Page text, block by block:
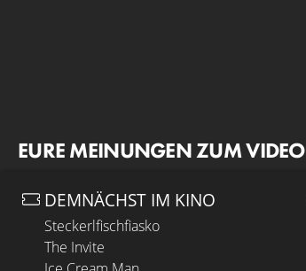
EURE MEINUNGEN ZUM VIDEO
DEMNÄCHST IM KINO
Steckerlfischfiasko
The Invite